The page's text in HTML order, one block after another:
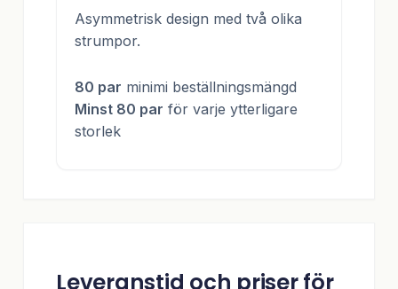
Asymmetrisk design med två olika
strumpor.
80 par minimi beställningsmängd
Minst 80 par för varje ytterligare
storlek
Leveranstid och priser för